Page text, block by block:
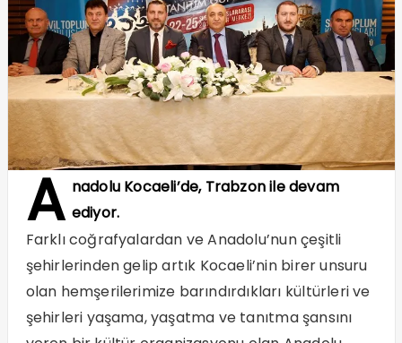
A nadolu Kocaeli’de, Trabzon ile devam
ediyor.
Farklı coğrafyalardan ve Anadolu’nun çeşitli
şehirlerinden gelip artık Kocaeli’nin birer unsuru
olan hemşerilerimize barındırdıkları kültürleri ve
şehirleri yaşama, yaşatma ve tanıtma şansını